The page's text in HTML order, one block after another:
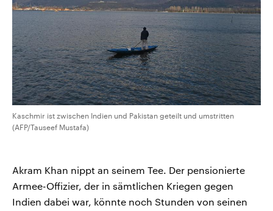
Kaschmir ist zwischen Indien und Pakistan geteilt und umstritten
(AFP/Tauseef Mustafa)
Akram Khan nippt an seinem Tee. Der pensionierte
Armee-Offizier, der in sämtlichen Kriegen gegen
Indien dabei war, könnte noch Stunden von seinen